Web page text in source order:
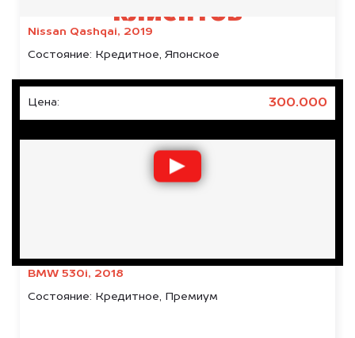
Nissan Qashqai, 2019
Состояние: Кредитное, Японское
Цена: 300.000
BMW 530i, 2018
Состояние: Кредитное, Премиум
клиентов